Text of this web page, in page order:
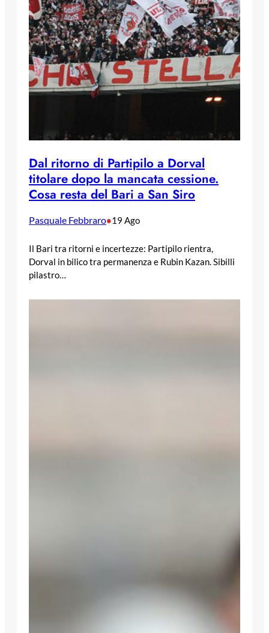
Dal ritorno di Partipilo a Dorval
titolare dopo la mancata cessione.
Cosa resta del Bari a San Siro
Pasquale Febbraro•19 Ago
Il Bari tra ritorni e incertezze: Partipilo rientra,
Dorval in bilico tra permanenza e Rubin Kazan. Sibilli
pilastro…